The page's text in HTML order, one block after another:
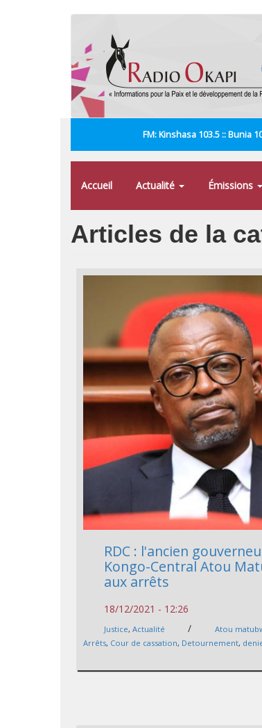
FM: Kinshasa 103.5 :: Bunia
Accueil Actualité Émissions
Articles de la
RDC : l'ancien
Kongo-Central Atou
aux arrêts
18/12/2021 - 12:26
Justice,Actualité / Atou
Arrêts, Cour de cassation, Detournement,